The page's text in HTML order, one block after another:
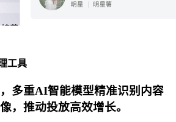
工具
多重AI智能模型精准识别内容
，推动投放高效增长。